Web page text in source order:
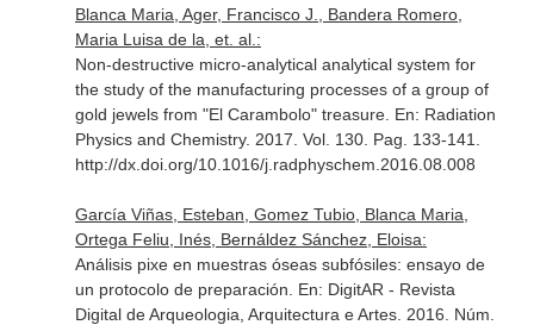
Blanca Maria, Ager, Francisco J., Bandera Romero,
Maria Luisa de la, et. al.:
Non-destructive micro-analytical analytical system for
the study of the manufacturing processes of a group of
gold jewels from "El Carambolo" treasure. En: Radiation
Physics and Chemistry. 2017. Vol. 130. Pag. 133-141.
http://dx.doi.org/10.1016/j.radphyschem.2016.08.008
García Viñas, Esteban, Gomez Tubio, Blanca Maria,
Ortega Feliu, Inés, Bernáldez Sánchez, Eloisa:
Análisis pixe en muestras óseas subfósiles: ensayo de
un protocolo de preparación. En: DigitAR - Revista
Digital de Arqueologia, Arquitectura e Artes. 2016. Núm.